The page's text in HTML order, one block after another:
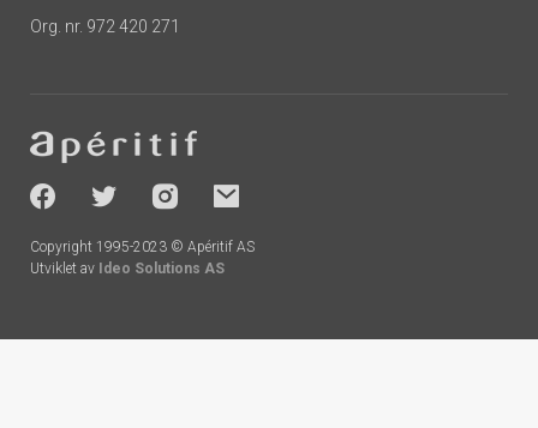
Org. nr. 972 420 271
-
socials
Copyright 1995-2023 © Apéritif AS
Utviklet av Ideo Solutions AS